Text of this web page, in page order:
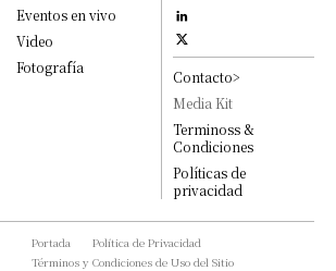
Eventos en vivo
Video
Fotografía
Contacto>
Media Kit
Terminoss &
Condiciones
Políticas de
privacidad
Portada
Política de Privacidad
Términos y Condiciones de Uso del Sitio